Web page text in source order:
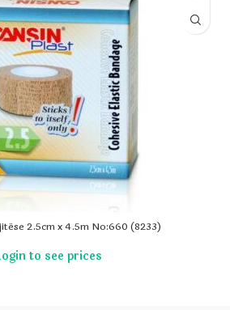
2.5cm x 4.5m No:660 (8233)